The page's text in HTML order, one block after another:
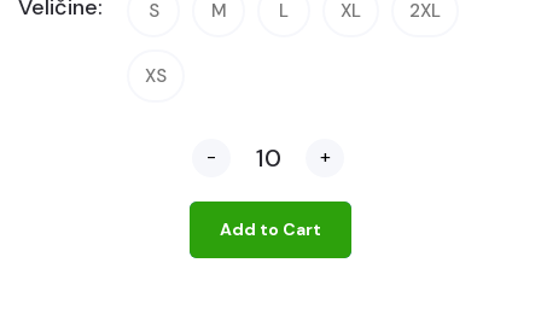
Veličine: S M L XL 2XL
XS
- +
Add to Cart